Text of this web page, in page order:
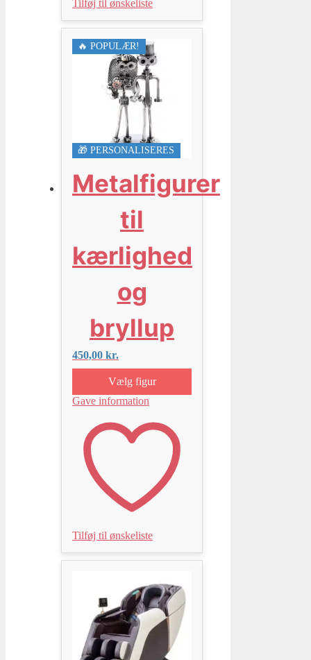
Tilføj til ønskeliste
🎁 PERSONALISERES
🔥 POPULÆR!
Metalfigurer
til
kærlighed
og
bryllup
450,00 kr.
Vælg figur
Gave information
Tilføj til ønskeliste